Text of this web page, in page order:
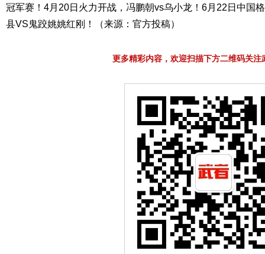
冠军赛！4月20日火力开战，冯鹏朝vs乌小龙！6月22日中国
县VS鬼跤姚姚红刚！（来源：官方投稿）
更多精彩内容，欢迎扫描下方二维码关注